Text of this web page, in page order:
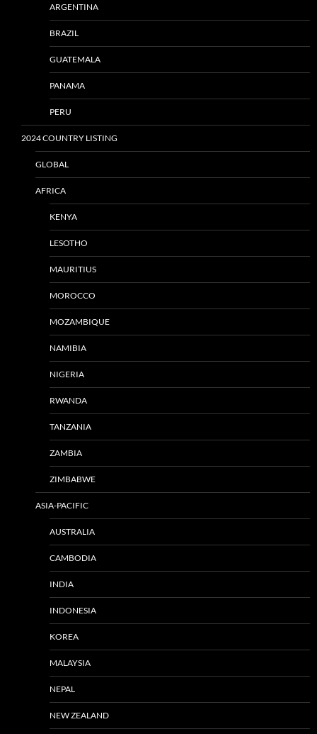
ARGENTINA
BRAZIL
GUATEMALA
PANAMA
PERU
2024 COUNTRY LISTING
GLOBAL
AFRICA
KENYA
LESOTHO
MAURITIUS
MOROCCO
MOZAMBIQUE
NAMIBIA
NIGERIA
RWANDA
TANZANIA
ZAMBIA
ZIMBABWE
ASIA-PACIFIC
AUSTRALIA
CAMBODIA
INDIA
INDONESIA
KOREA
MALAYSIA
NEPAL
NEW ZEALAND